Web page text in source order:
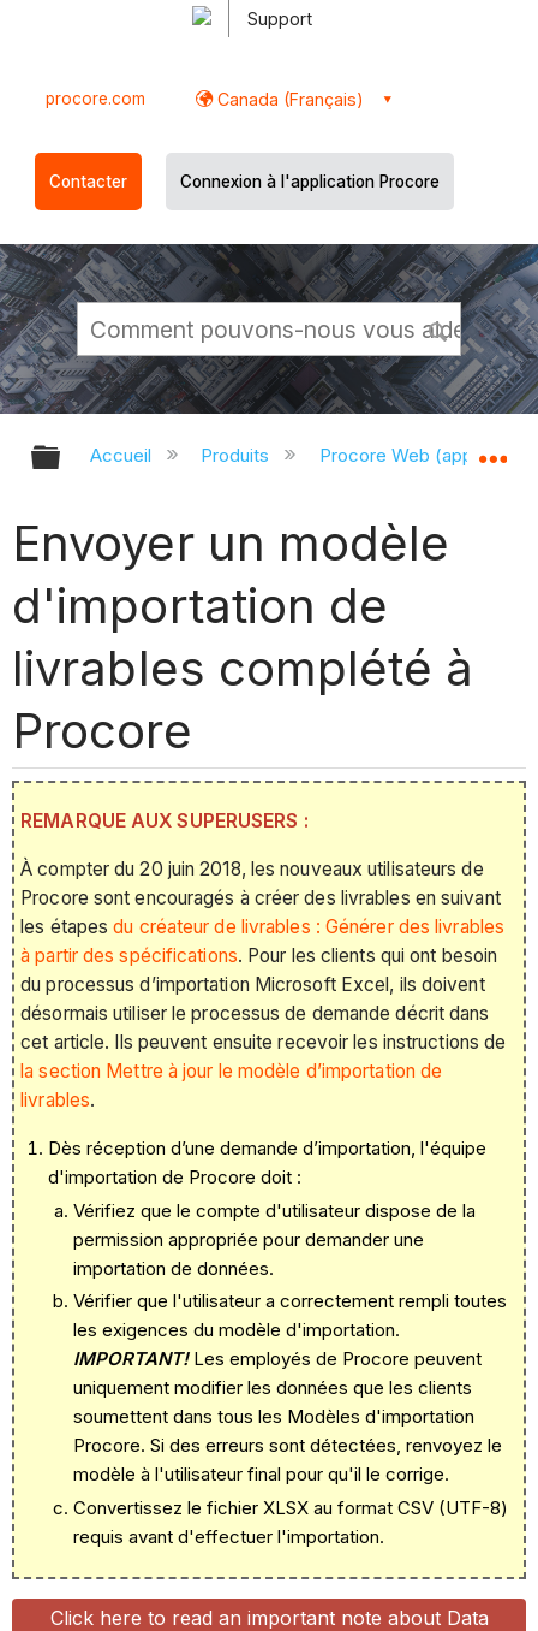
Support
procore.com Canada (Français)
Contacter Connexion à l'application Procore
Développer/réduire la hiérarchie
Accueil Produits Procore Web
Envoyer un modèle
d'importation de
livrables complété à
Procore
REMARQUE AUX SUPERUSERS :
À compter du 20 juin 2018, les nouveaux utilisateurs de
Procore sont encouragés à créer des livrables en suivant
les étapesdu créateur de livrables : Générer des livrables
à partir des spécifications. Pour les clients qui ont besoin
du processus d’importation Microsoft Excel, ils doivent
désormais utiliser le processus de demande décrit dans
cet article. Ils peuvent ensuite recevoir les instructions de
la section Mettre à jour le modèle d’importation de
livrables.
Dès réception d’une demande d’importation, l'équipe
d'importation de Procore doit :
Vérifiez que le compte d'utilisateur dispose de la
permission appropriée pour demander une
importation de données.
Vérifier que l'utilisateur a correctement rempli toutes
les exigences du modèle d'importation.
IMPORTANT!Les employés de Procore peuvent
uniquement modifier les données que les clients
soumettent dans tous les Modèles d'importation
Procore. Si des erreurs sont détectées, renvoyez le
modèle à l'utilisateur final pour qu'il le corrige.
Convertissez le fichierXLSX au format CSV (UTF-8)
requis avant d'effectuer l'importation.
Click here to read an important note about Data